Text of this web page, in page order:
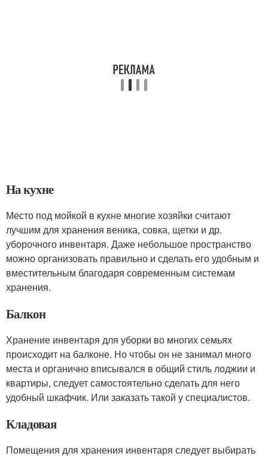
На кухне
Место под мойкой в кухне многие хозяйки считают
лучшим для хранения веника, совка, щетки и др.
уборочного инвентаря. Даже небольшое пространство
можно организовать правильно и сделать его удобным и
вместительным благодаря современным системам
хранения.
Балкон
Хранение инвентаря для уборки во многих семьях
происходит на балконе. Но чтобы он не занимал много
места и органично вписывался в общий стиль лоджии и
квартиры, следует самостоятельно сделать для него
удобный шкафчик. Или заказать такой у специалистов.
Кладовая
Помещения для хранения инвентаря следует выбирать